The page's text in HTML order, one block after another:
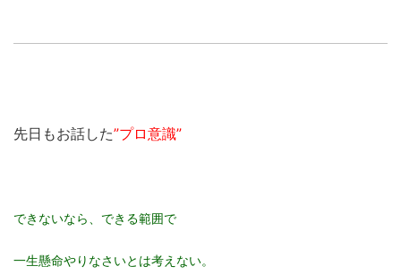
先日もお話した”プロ意識”
できないなら、できる範囲で
一生懸命やりなさいとは考えない。